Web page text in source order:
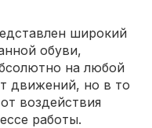
широкий
обуви,
на любой
движений, но в то
воздействия
работы.